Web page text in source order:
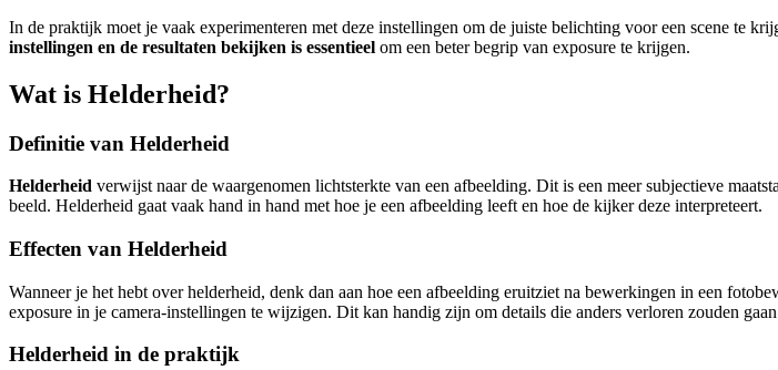
In de praktijk moet je vaak experimenteren met deze instellingen om de juiste belichting voor een scene te
instellingen en de resultaten bekijken is essentieel om een beter begrip van exposure te krijgen.
Wat is Helderheid?
Definitie van Helderheid
Helderheid verwijst naar de waargenomen lichtsterkte van een afbeelding. Dit is een meer subjectieve
beeld. Helderheid gaat vaak hand in hand met hoe je een afbeelding leeft en hoe de kijker deze interpreteert.
Effecten van Helderheid
Wanneer je het hebt over helderheid, denk dan aan hoe een afbeelding eruitziet na bewerkingen in een
exposure in je camera-instellingen te wijzigen. Dit kan handig zijn om details die anders verloren zouden
Helderheid in de praktijk